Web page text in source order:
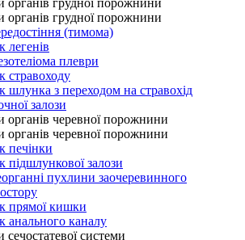
органів грудної порожнини
органів грудної порожнини
(тимома)
легенів
плеври
стравоходу
шлунка з переходом на стравохід
залози
органів черевної порожнини
органів черевної порожнини
печінки
підшлункової залози
пухлини заочеревинного
прямої кишки
анального каналу
системи